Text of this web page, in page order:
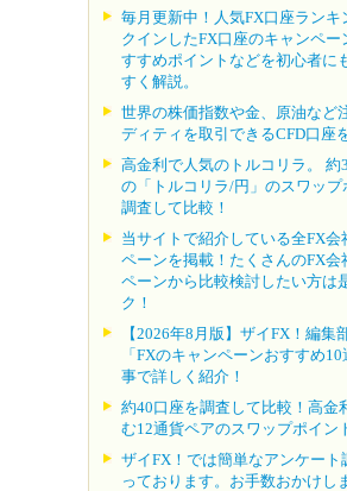
毎月更新中！人気FX口座ランキ
クインしたFX口座のキャンペー
すすめポイントなどを初心者に
すく解説。
世界の株価指数や金、原油など
ディティを取引できるCFD口座
高金利で人気のトルコリラ。 約
の「トルコリラ/円」のスワップ
調査して比較！
当サイトで紹介している全FX会
ペーンを掲載！たくさんのFX会
ペーンから比較検討したい方は
ク！
【2026年8月版】ザイFX！編集
「FXのキャンペーンおすすめ
事で詳しく紹介！
約40口座を調査して比較！高金
む12通貨ペアのスワップポイン
ザイFX！では簡単なアンケート
っております。お手数おかけし